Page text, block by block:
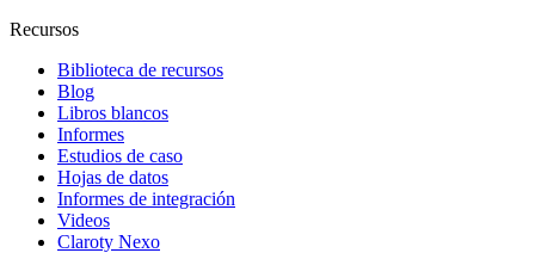
Recursos
Biblioteca de recursos
Blog
Libros blancos
Informes
Estudios de caso
Hojas de datos
Informes de integración
Videos
Claroty Nexo